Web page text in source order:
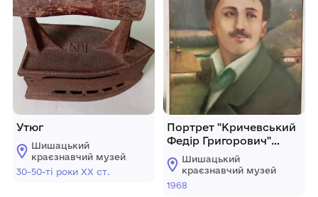
Утюг
Шишацький
краєзнавчий музей
30-50-ті роки ХХ ст.
Портрет "Кричевський
Федір Григорович"
Суханова В.Г.
Шишацький
краєзнавчий музей
1968